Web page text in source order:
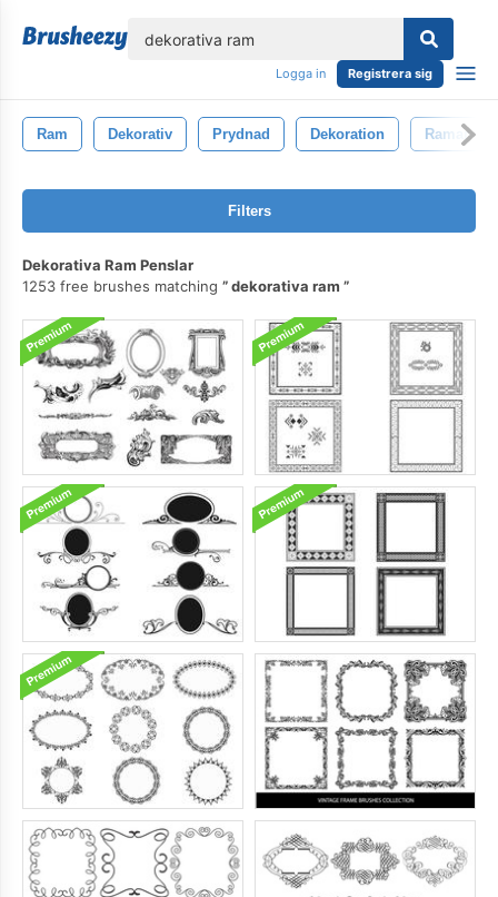
Logga in Registrera sig
Ram Dekorativ Prydnad Dekoration Ramar
Filters
Dekorativa Ram Penslar
1253 free brushes matching
dekorativa ram